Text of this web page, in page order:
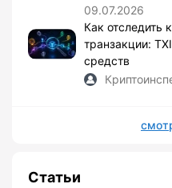
09.07.2026
Как отследить
транзакции:
средств
Статьи